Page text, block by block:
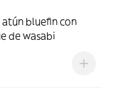
bluefin con
de wasabi